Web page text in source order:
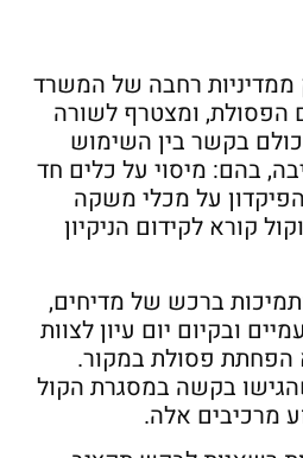
ממדיניות רחבה של המשרד
הפסולת, ומצטרף לשורה
בקשר בין השימוש
בהם: מיסוי על כלים חד
על מכלי משקה
קורא לקידום הניקיון
ברכש של מדיחים,
ובקיום יום עיון לצוות
הפחתת פסולת במקור.
בקשה במסגרת הקול
מרכיבים אלה.